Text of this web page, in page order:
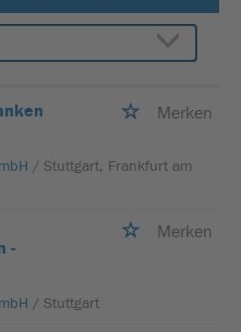
Merken
/ Stuttgart, Frankfurt am
-
Merken
/ Stuttgart